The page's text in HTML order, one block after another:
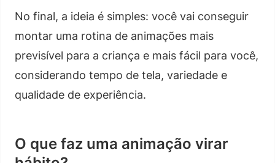
No final, a ideia é simples: você vai conseguir
montar uma rotina de animações mais
previsível para a criança e mais fácil para você,
considerando tempo de tela, variedade e
qualidade de experiência.
O que faz uma animação virar